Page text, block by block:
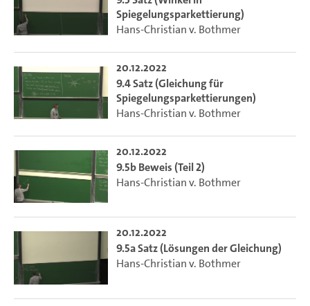
Spiegelungsparkettierung)
Hans-Christian v. Bothmer
20.12.2022
9.4 Satz (Gleichung für
Spiegelungsparkettierungen)
Hans-Christian v. Bothmer
20.12.2022
9.5b Beweis (Teil 2)
Hans-Christian v. Bothmer
20.12.2022
9.5a Satz (Lösungen der Gleichung)
Hans-Christian v. Bothmer